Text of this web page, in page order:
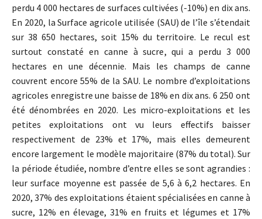
perdu 4 000 hectares de surfaces cultivées (-10%) en dix ans.
En 2020, la Surface agricole utilisée (SAU) de l’île s’étendait
sur 38 650 hectares, soit 15% du territoire. Le recul est
surtout constaté en canne à sucre, qui a perdu 3 000
hectares en une décennie. Mais les champs de canne
couvrent encore 55% de la SAU. Le nombre d’exploitations
agricoles enregistre une baisse de 18% en dix ans. 6 250 ont
été dénombrées en 2020. Les micro-exploitations et les
petites exploitations ont vu leurs effectifs baisser
respectivement de 23% et 17%, mais elles demeurent
encore largement le modèle majoritaire (87% du total). Sur
la période étudiée, nombre d’entre elles se sont agrandies :
leur surface moyenne est passée de 5,6 à 6,2 hectares. En
2020, 37% des exploitations étaient spécialisées en canne à
sucre, 12% en élevage, 31% en fruits et légumes et 17%